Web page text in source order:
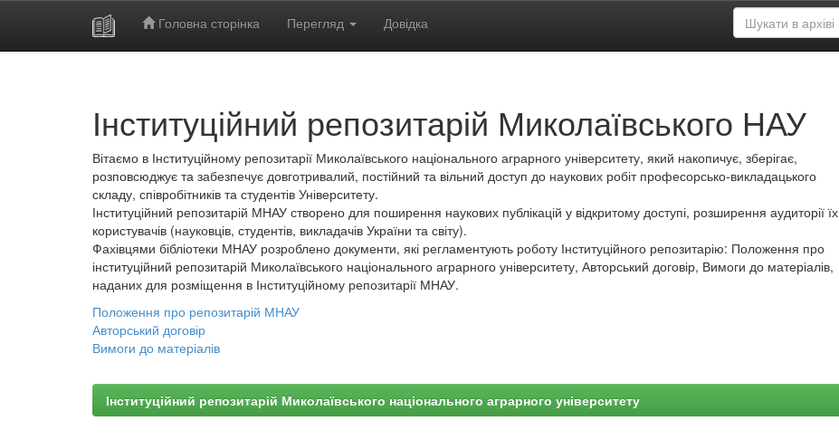
Головна сторінка Перегляд Довідка
Інституційний репозитарій Миколаївського НАУ
Вітаємо в Інституційному репозитарії Миколаївського національного аграрного університету, який накопичує, зберігає,
розповсюджує та забезпечує довготривалий, постійний та вільний доступ до наукових робіт професорсько-викладацького
складу, співробітників та студентів Університету.
Інституційний репозитарій МНАУ створено для поширення наукових публікацій у відкритому доступі, розширення аудиторії їх
користувачів (науковців, студентів, викладачів України та світу).
Фахівцями бібліотеки МНАУ розроблено документи, які регламентують роботу Інституційного репозитарію: Положення про
інституційний репозитарій Миколаївського національного аграрного університету, Авторський договір, Вимоги до матеріалів,
наданих для розміщення в Інституційному репозитарії МНАУ.
Положення про репозитарій МНАУ
Авторський договір
Вимоги до матеріалів
Інституційний репозитарій Миколаївського національного аграрного університету